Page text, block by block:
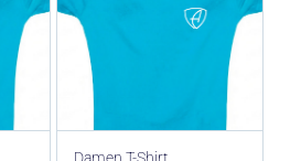
Damen T-Shirt